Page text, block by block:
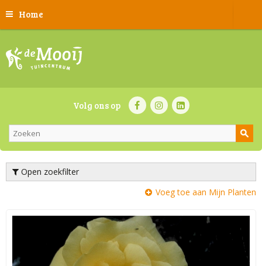
Home
Volg ons op
Open zoekfilter
Voeg toe aan Mijn Planten